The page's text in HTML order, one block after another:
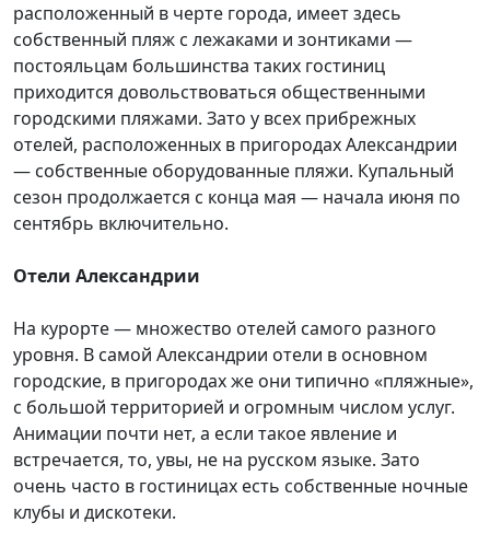
расположенный в черте города, имеет здесь
собственный пляж с лежаками и зонтиками —
постояльцам большинства таких гостиниц
приходится довольствоваться общественными
городскими пляжами. Зато у всех прибрежных
отелей, расположенных в пригородах Александрии
— собственные оборудованные пляжи. Купальный
сезон продолжается с конца мая — начала июня по
сентябрь включительно.
Отели Александрии
На курорте — множество отелей самого разного
уровня. В самой Александрии отели в основном
городские, в пригородах же они типично «пляжные»,
с большой территорией и огромным числом услуг.
Анимации почти нет, а если такое явление и
встречается, то, увы, не на русском языке. Зато
очень часто в гостиницах есть собственные ночные
клубы и дискотеки.